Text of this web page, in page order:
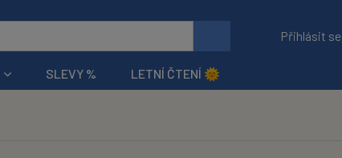
Přihlásit se
SLEVY % LETNÍ ČTENÍ 🌞